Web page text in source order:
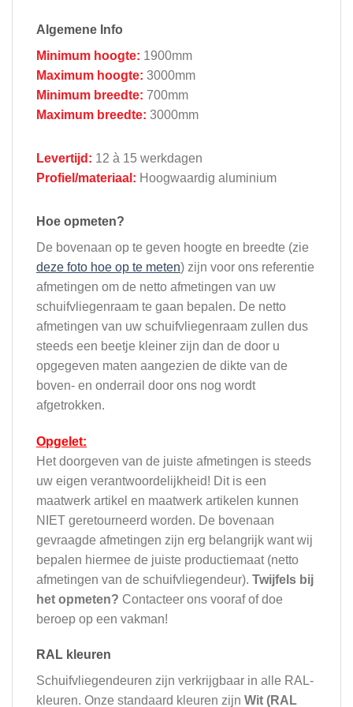
Algemene Info
Minimum hoogte: 1900mm
Maximum hoogte: 3000mm
Minimum breedte: 700mm
Maximum breedte: 3000mm
Levertijd: 12 à 15 werkdagen
Profiel/materiaal: Hoogwaardig aluminium
Hoe opmeten?
De bovenaan op te geven hoogte en breedte (zie
deze foto hoe op te meten) zijn voor ons referentie
afmetingen om de netto afmetingen van uw
schuifvliegenraam te gaan bepalen. De netto
afmetingen van uw schuifvliegenraam zullen dus
steeds een beetje kleiner zijn dan de door u
opgegeven maten aangezien de dikte van de
boven- en onderrail door ons nog wordt
afgetrokken.
Opgelet:
Het doorgeven van de juiste afmetingen is steeds
uw eigen verantwoordelijkheid! Dit is een
maatwerk artikel en maatwerk artikelen kunnen
NIET geretourneerd worden. De bovenaan
gevraagde afmetingen zijn erg belangrijk want wij
bepalen hiermee de juiste productiemaat (netto
afmetingen van de schuifvliegendeur). Twijfels bij
het opmeten? Contacteer ons vooraf of doe
beroep op een vakman!
RAL kleuren
Schuifvliegendeuren zijn verkrijgbaar in alle RAL-
kleuren. Onze standaard kleuren zijn Wit (RAL